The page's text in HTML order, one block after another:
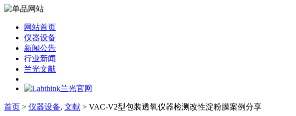
网站首页
仪器设备
新闻公告
行业新闻
兰光文献
首页 > 仪器设备, 文献 > VAC-V2型包装透氧仪器检测改性淀粉膜案例分享